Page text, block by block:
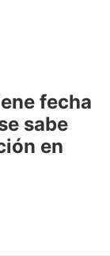
fecha
sabe
en